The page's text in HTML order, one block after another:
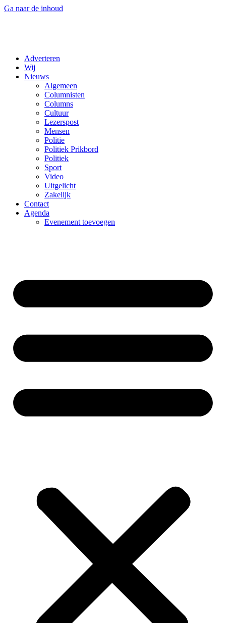
Ga naar de inhoud
Adverteren
Wij
Nieuws
Algemeen
Columnisten
Columns
Cultuur
Lezerspost
Mensen
Politie
Politiek Prikbord
Politiek
Sport
Video
Uitgelicht
Zakelijk
Contact
Agenda
Evenement toevoegen